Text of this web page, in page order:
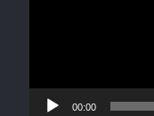
00:00